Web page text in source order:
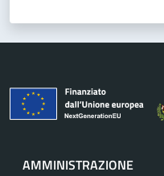
AMMINISTRAZIONE